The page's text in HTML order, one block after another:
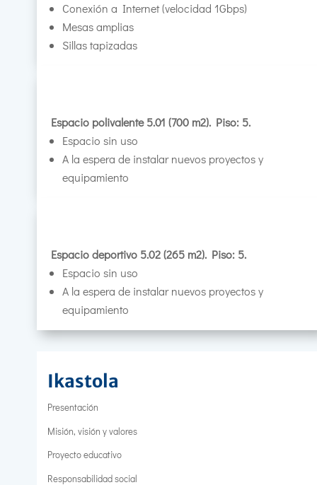
Conexión a Internet (velocidad 1Gbps)
Mesas amplias
Sillas tapizadas
Espacio polivalente 5.01 (700 m2). Piso: 5.
Espacio sin uso
A la espera de instalar nuevos proyectos y
equipamiento
Espacio deportivo 5.02 (265 m2). Piso: 5.
Espacio sin uso
A la espera de instalar nuevos proyectos y
equipamiento
Ikastola
Presentación
Misión, visión y valores
Proyecto educativo
Responsabilidad social